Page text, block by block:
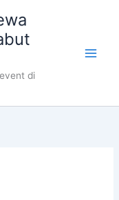
di